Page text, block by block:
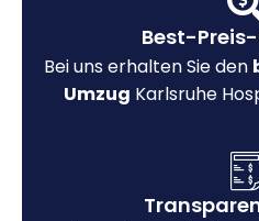
Best-
Bei uns erhalten Sie den
Umzug Karlsruhe